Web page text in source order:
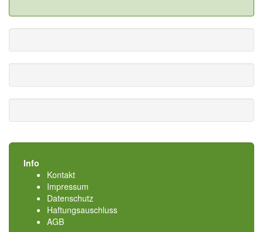
Info
Kontakt
Impressum
Datenschutz
Haftungsauschluss
AGB